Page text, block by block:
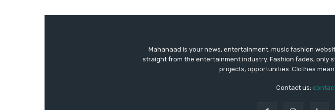
Mahanaad is your news, entertainment, music fashion
straight from the entertainment industry. Fashion fades, only
projects, opportunities. Clothes
Contact us: